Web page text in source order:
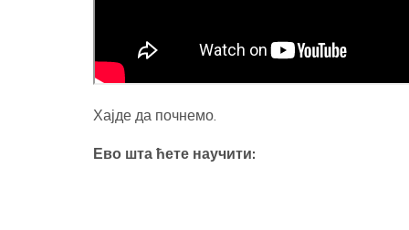
Хајде да почнемо.
Ево шта ћете научити: